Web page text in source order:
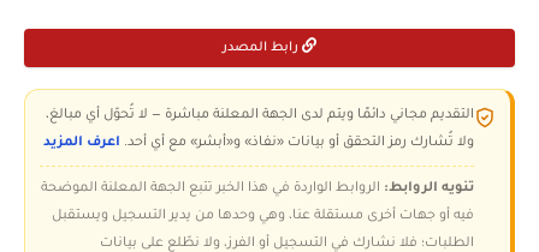
رابط المصدر
التقديم مجاني دائمًا ويتم لدى الجهة المعلنة مباشرة — لا تُحوّل أي مبالغ،
ولا تُشارك رمز التحقق أو بيانات «نفاذ» و«أبشر» مع أي أحد. اعرف المزيد
تنويه الروابط: الروابط الواردة في هذا الخبر تتبع الجهة المعلنة الموضحة
فيه أو جهات أخرى مستقلة عنا، وهي وحدها من يدير التسجيل ويستقبل
الطلبات؛ فلا نشارك في التسجيل أو الفرز، ولا نطّلع على بيانات